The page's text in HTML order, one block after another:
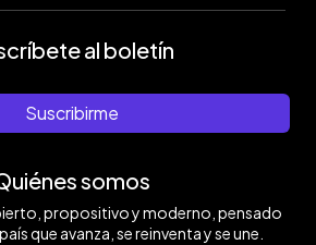
al boletín
Suscribirme
somos
propositivo y moderno, pensado
que avanza, se reinventa y se une.